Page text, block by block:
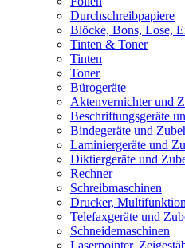
Durchschreibpapiere
Blöcke, Bons, Lose,
Tinten & Toner
Tinten
Toner
Bürogeräte
Aktenvernichter und
Beschriftungsgeräte
Bindegeräte und
Laminiergeräte und
Diktiergeräte und
Rechner
Schreibmaschinen
Drucker,
Telefaxgeräte und
Schneidemaschinen